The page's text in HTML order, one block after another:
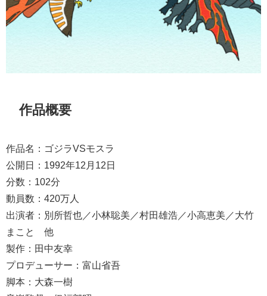
作品概要
作品名：ゴジラVSモスラ
公開日：1992年12月12日
分数：102分
動員数：420万人
出演者：別所哲也／小林聡美／村田雄浩／小高恵美／大竹
まこと 他
製作：田中友幸
プロデューサー：富山省吾
脚本：大森一樹